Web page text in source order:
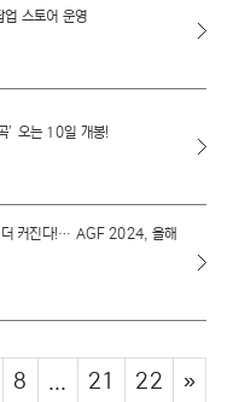
업 스토어 운영
’ 오는 10일 개봉!
더 커진다!… AGF 2024, 올해
8 ... 21 22 »